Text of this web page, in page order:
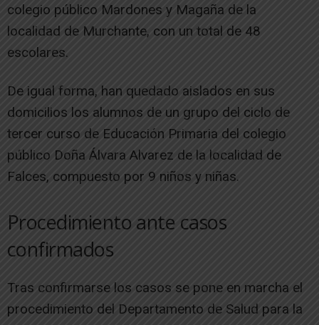
colegio público Mardones y Magaña de la
localidad de Murchante, con un total de 48
escolares.
De igual forma, han quedado aislados en sus
domicilios los alumnos de un grupo del ciclo de
tercer curso de Educación Primaria del colegio
público Doña Álvara Alvarez de la localidad de
Falces, compuesto por 9 niños y niñas.
Procedimiento ante casos
confirmados
Tras confirmarse los casos se pone en marcha el
procedimiento del Departamento de Salud para la